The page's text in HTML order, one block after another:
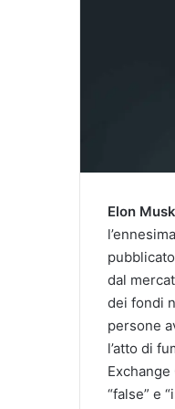
Elon Musk
dal
dei fondi
persone
l’atto di
“false” e